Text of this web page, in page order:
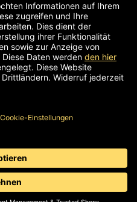
Informationspflicht
| Komponenten für
& Stehhilfen